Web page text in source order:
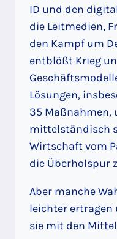
ID und den
die Leitmedien,
den Kampf um
entblößt Krieg
Lösungen,
35 Maßnahmen,
mittelständisch
Wirtschaft vom
die Überholspur
Aber manche
leichter ertragen
sie mit den